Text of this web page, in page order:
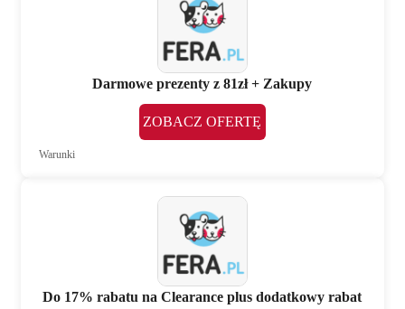
Darmowe prezenty z 81zł + Zakupy
ZOBACZ OFERTĘ
Warunki
Do 17% rabatu na Clearance plus dodatkowy rabat